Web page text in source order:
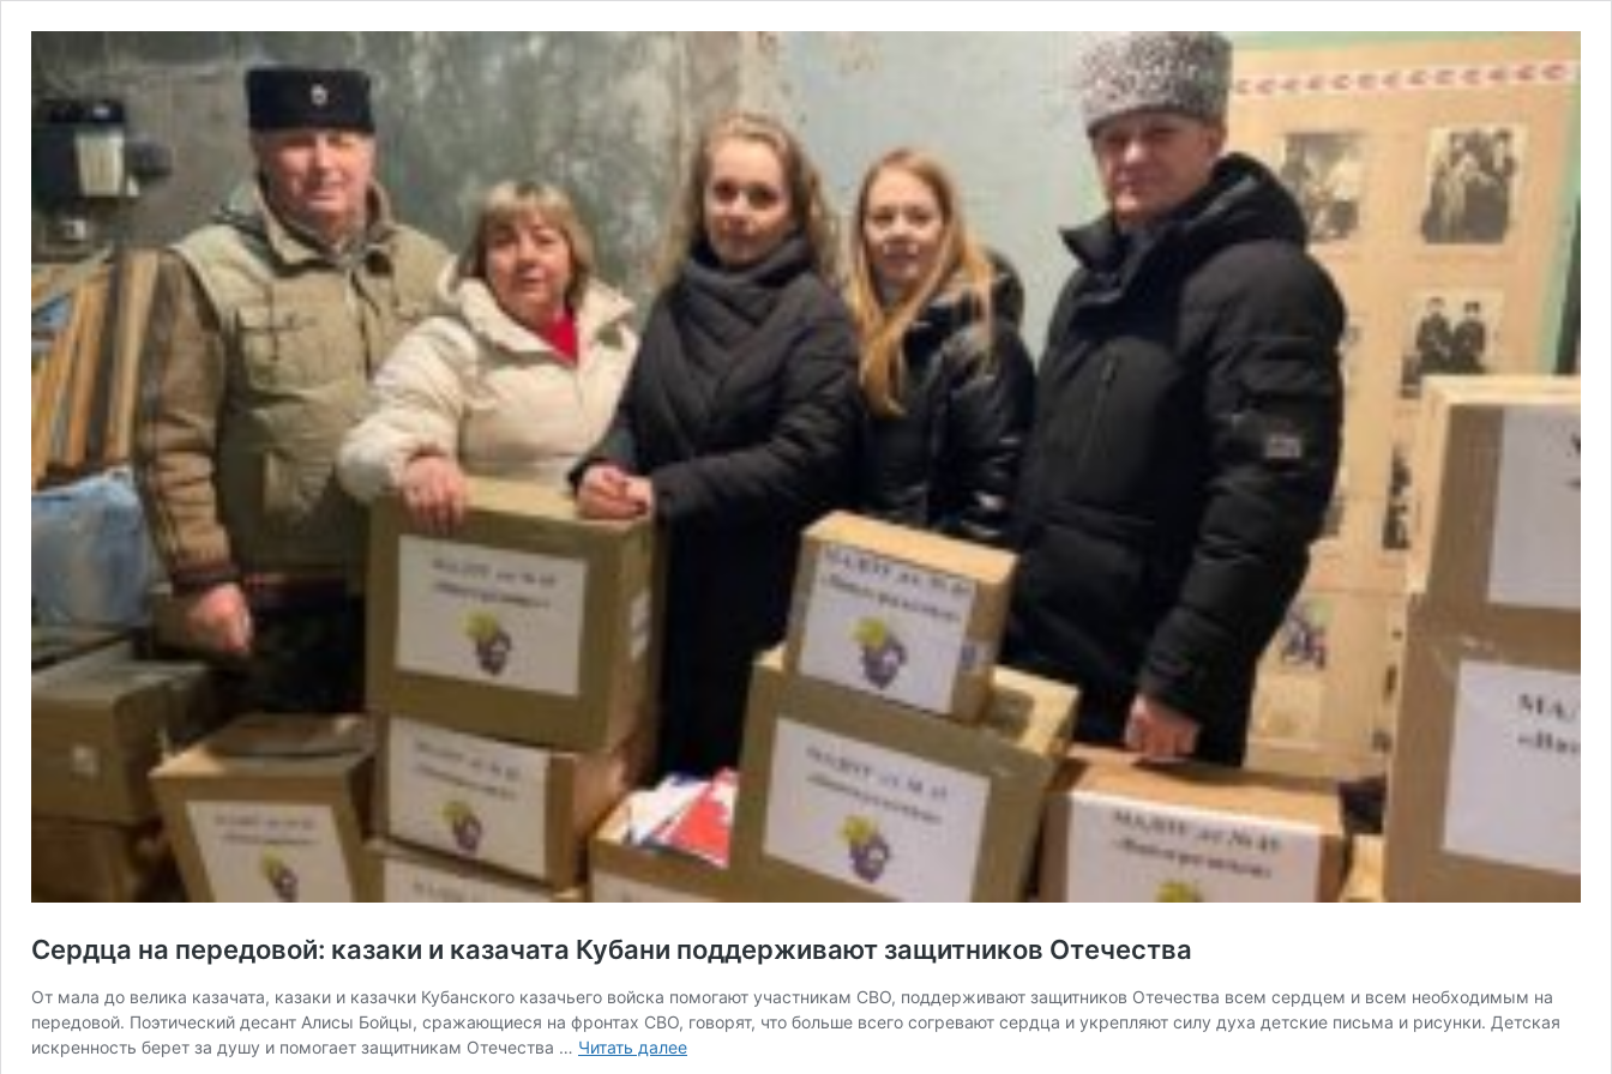
Сердца на передовой: казаки и казачата Кубани поддерживают защитников Отечества
От мала до велика казачата, казаки и казачки Кубанского казачьего войска помогают участникам СВО, поддерживают защитников Отечества всем сердцем и всем необходимым на
передовой. Поэтический десант Алисы Бойцы, сражающиеся на фронтах СВО, говорят, что больше всего согревают сердца и укрепляют силу духа детские письма и рисунки. Детская
искренность берет за душу и помогает защитникам Отечества … Читать далееСердца